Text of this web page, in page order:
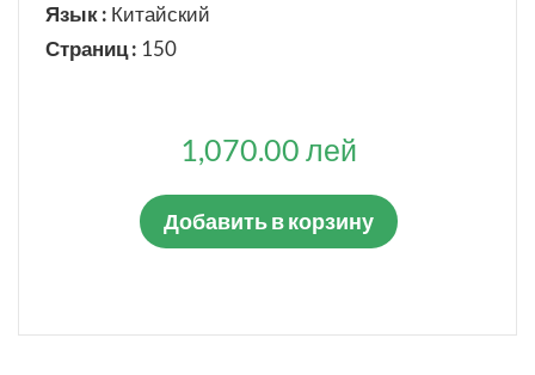
Язык : Китайский
Страниц : 150
1,070.00 лей
Добавить в корзину